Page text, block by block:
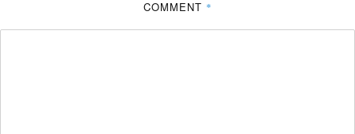
COMMENT *